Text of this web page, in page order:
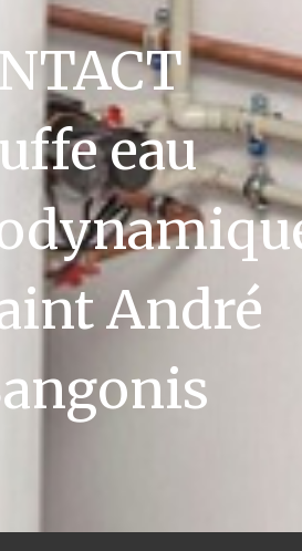
eau
André